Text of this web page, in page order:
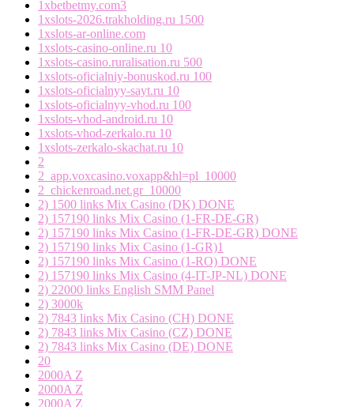
1xbetbetmy.com3
1xslots-2026.trakholding.ru 1500
1xslots-ar-online.com
1xslots-casino-online.ru 10
1xslots-casino.ruralisation.ru 500
1xslots-oficialniy-bonuskod.ru 100
1xslots-oficialnyy-sayt.ru 10
1xslots-oficialnyy-vhod.ru 100
1xslots-vhod-android.ru 10
1xslots-vhod-zerkalo.ru 10
1xslots-zerkalo-skachat.ru 10
2
2_app.voxcasino.voxapp&hl=pl_10000
2_chickenroad.net.gr_10000
2) 1500 links Mix Casino (DK) DONE
2) 157190 links Mix Casino (1-FR-DE-GR)
2) 157190 links Mix Casino (1-FR-DE-GR) DONE
2) 157190 links Mix Casino (1-GR)1
2) 157190 links Mix Casino (1-RO) DONE
2) 157190 links Mix Casino (4-IT-JP-NL) DONE
2) 22000 links English SMM Panel
2) 3000k
2) 7843 links Mix Casino (CH) DONE
2) 7843 links Mix Casino (CZ) DONE
2) 7843 links Mix Casino (DE) DONE
20
2000A Z
2000A Z
2000A Z